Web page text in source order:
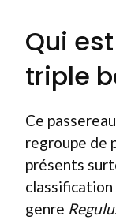
Qui
triple
Ce
regroupe de
présents
classification
genre